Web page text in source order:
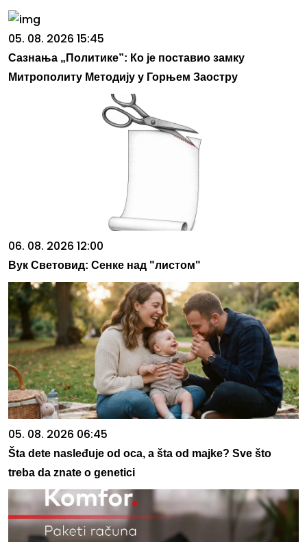
05. 08. 2026 15:45
Сазнања „Политике”: Ко је поставио замку
Митрополиту Методију у Горњем Заостру
06. 08. 2026 12:00
Вук Световид: Сенке над "листом"
05. 08. 2026 06:45
Šta dete nasleđuje od oca, a šta od majke? Sve što
treba da znate o genetici